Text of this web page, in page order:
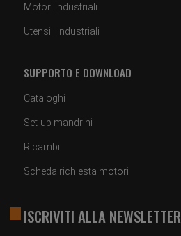
Motori industriali
Utensili industriali
SUPPORTO E DOWNLOAD
Cataloghi
Set-up mandrini
Ricambi
Scheda richiesta motori
ISCRIVITI ALLA NEWSLETTER